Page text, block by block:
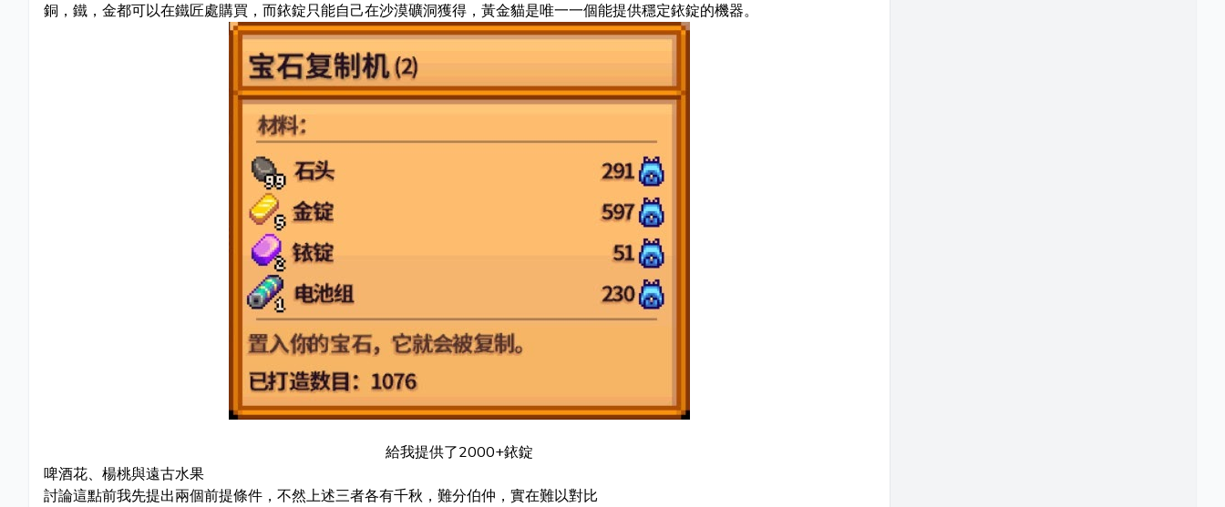
銅，鐵，金都可以在鐵匠處購買，而銥錠只能自己在沙漠礦洞獲得，黃金貓是唯一一個能提供穩定銥錠的機器。
給我提供了2000+銥錠
啤酒花、楊桃與遠古水果
討論這點前我先提出兩個前提條件，不然上述三者各有千秋，難分伯仲，實在難以對比